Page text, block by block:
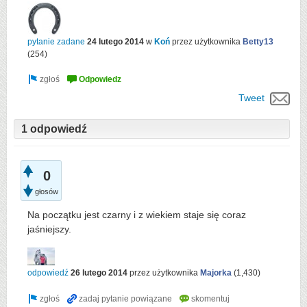
pytanie zadane 24 lutego 2014 w Koń przez użytkownika Betty13
(254)
Tweet
1 odpowiedź
0
głosów
Na początku jest czarny i z wiekiem staje się coraz
jaśniejszy.
odpowiedź 26 lutego 2014 przez użytkownika Majorka (1,430)